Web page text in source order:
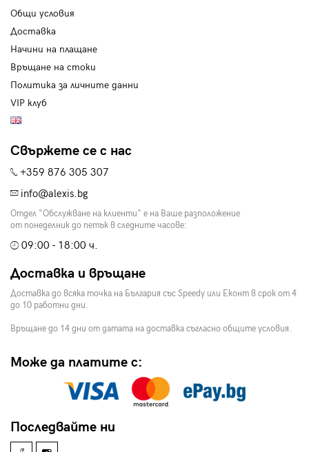
Общи условия
Доставка
Начини на плащане
Връщане на стоки
Политика за личните данни
VIP клуб
Свържете се с нас
+359 876 305 307
info@alexis.bg
Отдел "Обслужване на клиенти" е на Ваше разположение
от понеделник до петък в следните часове:
09:00 - 18:00 ч.
Доставка и връщане
Доставка до всяка точка на България със Speedy или Еконт в срок от 4
до 10 работни дни.
Връщане до 14 дни от датата на доставка съгласно общите условия.
Може да платите с:
Последвайте ни